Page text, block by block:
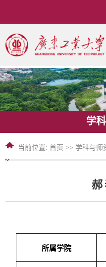
学
当前位置:首页 >> 学科与师
所属学院